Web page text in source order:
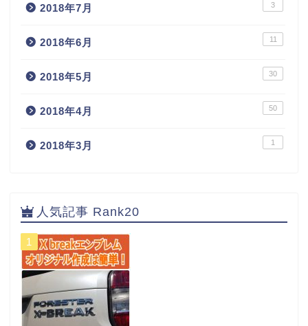
2018年7月 3
2018年6月 11
2018年5月 30
2018年4月 50
2018年3月 1
人気記事 Rank20